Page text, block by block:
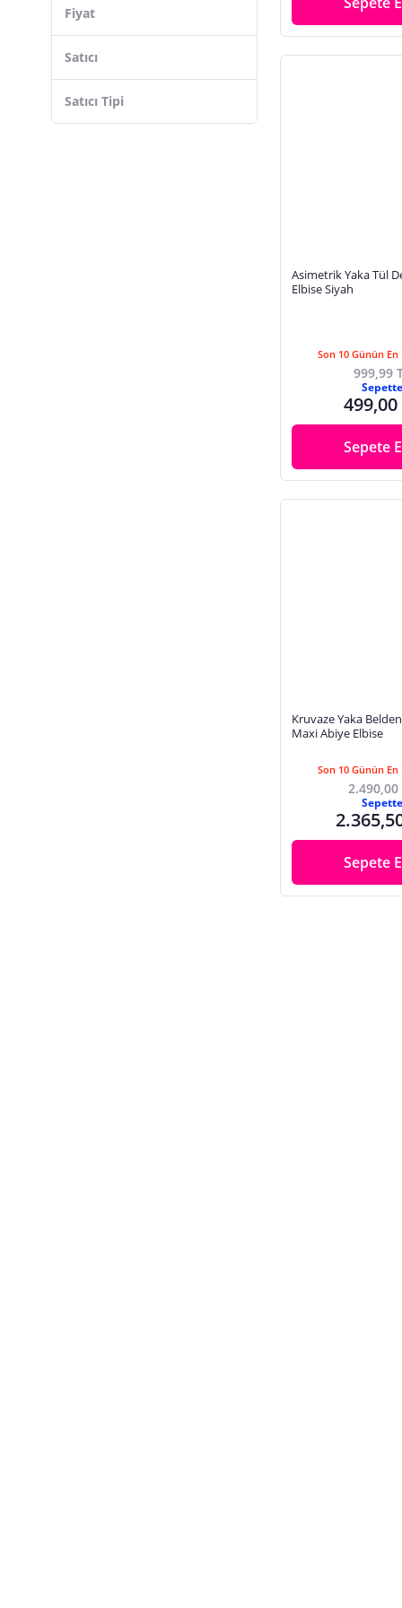
Kalem
Şifon
Tül
Keten
Dantelli
Büzgülü
Aksesuarlı
Fiyat
Satıcı
Satıcı Tipi
Asimetrik Yaka Tül
Elbise Siyah
Son 10 Günün En
999,99
Sepette
499,00
Sepete
Kruvaze Yaka
Maxi Abiye Elbise
Son 10 Günün En
2.490,00
Sepette
Sepete